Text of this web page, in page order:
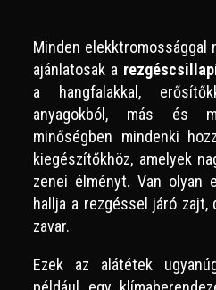
Minden elekktromossággal
ajánlatosak a
a hangfalakkal,
anyagokból, más és
minőségben mindenki
kiegészítőkhöz, amelyek
zenei élményt. Van olyan
hallja a rezgéssel járó
zavar.
Ezek az alátétek